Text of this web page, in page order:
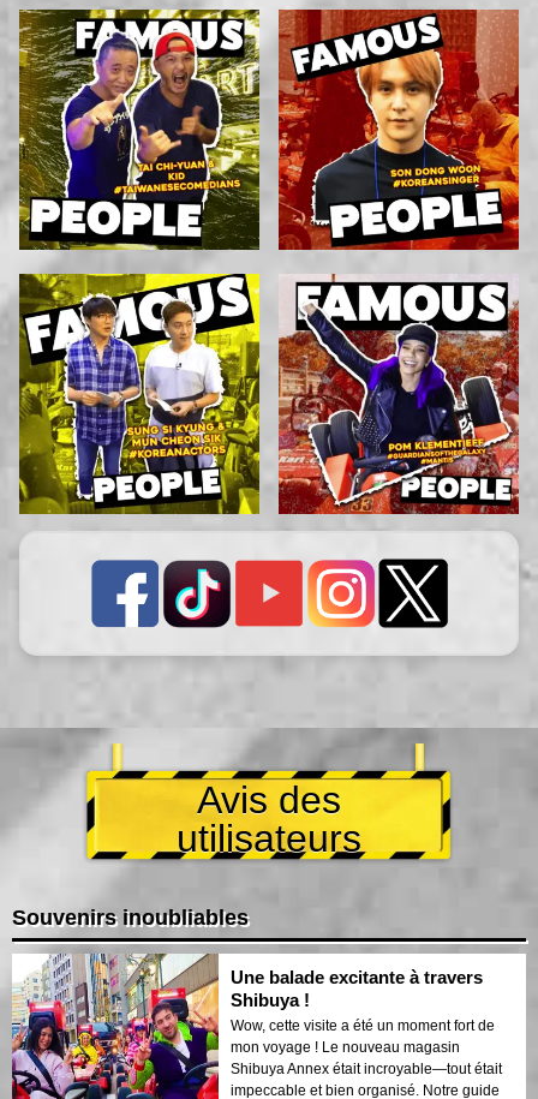
Avis des
utilisateurs
Souvenirs inoubliables
Une balade excitante à travers
Shibuya !
Wow, cette visite a été un moment fort de
mon voyage ! Le nouveau magasin
Shibuya Annex était incroyable—tout était
impeccable et bien organisé. Notre guide